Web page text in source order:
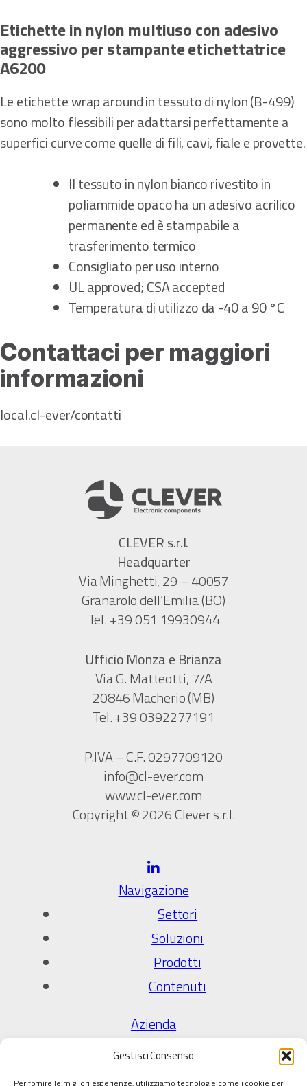
Gestisci Consenso
Per fornire le migliori esperienze, utilizziamo tecnologie come i cookie per
Etichette in nylon multiuso con adesivo
aggressivo per stampante etichettatrice
A6200
Le etichette wrap around in tessuto di nylon (B-499)
sono molto flessibili per adattarsi perfettamente a
superfici curve come quelle di fili, cavi, fiale e provette.
Il tessuto in nylon bianco rivestito in
poliammide opaco ha un adesivo acrilico
permanente ed è stampabile a
trasferimento termico
Consigliato per uso interno
UL approved; CSA accepted
Temperatura di utilizzo da -40 a 90 °C
Contattaci per maggiori
informazioni
local.cl-ever/contatti
CLEVER s.r.l.
Headquarter
Via Minghetti, 29 – 40057
Granarolo dell’Emilia (BO)
Tel. +39 051 19930944
Ufficio Monza e Brianza
Via G. Matteotti, 7/A
20846 Macherio (MB)
Tel. +39 0392277191
P.IVA – C.F. 0297709120
info@cl-ever.com
www.cl-ever.com
Copyright © 2026 Clever s.r.l.
Navigazione
Settori
Soluzioni
Prodotti
Contenuti
Azienda
Chi Siamo